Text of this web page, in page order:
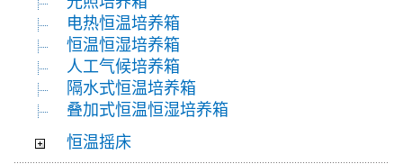
电热恒温培养箱
恒温恒湿培养箱
人工气候培养箱
隔水式恒温培养箱
叠加式恒温恒湿培养箱
恒温摇床